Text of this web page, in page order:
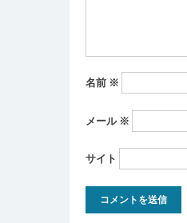
名前 ※
メール ※
サイト